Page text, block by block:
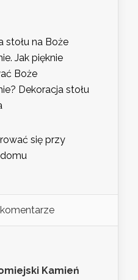
stołu na Boże
Jak pięknie
Boże
Dekoracja stołu
się przy
Kamień